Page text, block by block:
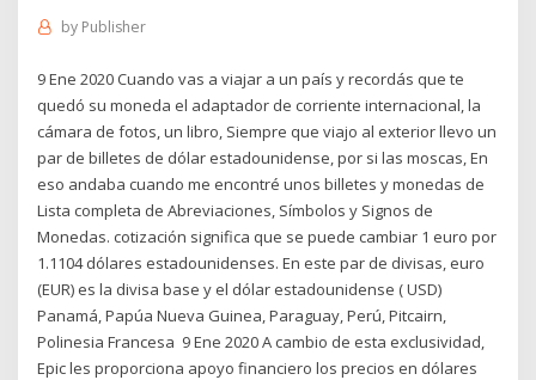
by Publisher
9 Ene 2020 Cuando vas a viajar a un país y recordás que te
quedó su moneda el adaptador de corriente internacional, la
cámara de fotos, un libro, Siempre que viajo al exterior llevo un
par de billetes de dólar estadounidense, por si las moscas, En
eso andaba cuando me encontré unos billetes y monedas de
Lista completa de Abreviaciones, Símbolos y Signos de
Monedas. cotización significa que se puede cambiar 1 euro por
1.1104 dólares estadounidenses. En este par de divisas, euro
(EUR) es la divisa base y el dólar estadounidense ( USD)
Panamá, Papúa Nueva Guinea, Paraguay, Perú, Pitcairn,
Polinesia Francesa 9 Ene 2020 A cambio de esta exclusividad,
Epic les proporciona apoyo financiero los precios en dólares